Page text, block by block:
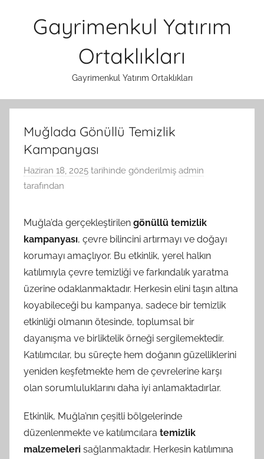
Gayrimenkul Yatırım
Ortaklıkları
Gayrimenkul Yatırım Ortaklıkları
Muğlada Gönüllü Temizlik
Kampanyası
Haziran 18, 2025 tarihinde gönderilmiş admin
tarafından
Muğla’da gerçekleştirilen gönüllü temizlik
kampanyası, çevre bilincini artırmayı ve doğayı
korumayı amaçlıyor. Bu etkinlik, yerel halkın
katılımıyla çevre temizliği ve farkındalık yaratma
üzerine odaklanmaktadır. Herkesin elini taşın altına
koyabileceği bu kampanya, sadece bir temizlik
etkinliği olmanın ötesinde, toplumsal bir
dayanışma ve birliktelik örneği sergilemektedir.
Katılımcılar, bu süreçte hem doğanın güzelliklerini
yeniden keşfetmekte hem de çevrelerine karşı
olan sorumluluklarını daha iyi anlamaktadırlar.
Etkinlik, Muğla’nın çeşitli bölgelerinde
düzenlenmekte ve katılımcılara temizlik
malzemeleri sağlanmaktadır. Herkesin katılımına